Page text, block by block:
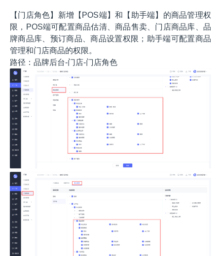
【门店角色】新增【POS端】和【助手端】的商品管理权
限，POS端可配置商品估清、商品售卖、门店商品库、品
牌商品库、预订商品、商品设置权限；助手端可配置商品
管理和门店商品的权限。
路径：品牌后台-门店-门店角色